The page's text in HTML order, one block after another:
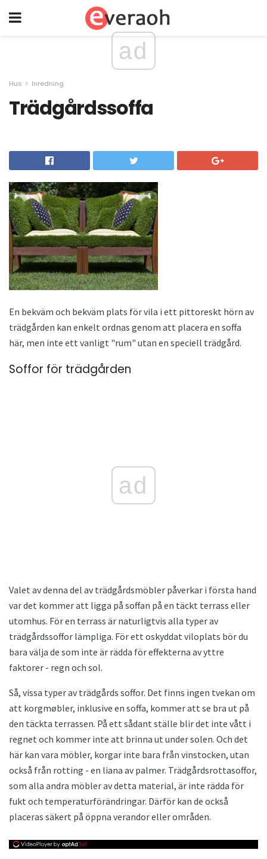
ad
Hus Inredning
Trädgårdssoffa
En bekväm och bekväm plats för vila i ett pittoreskt hörn av
trädgården kan enkelt ordnas genom att placera en soffa
här, men inte ett vanligt "rum" utan en speciell trädgård.
Soffor för trädgården
ad
Valet av denna del av trädgårdsmöbler påverkar i första hand
var det kommer att ligga på soffan på en täckt terrass eller
utomhus. För en terrass är naturligtvis alla typer av
trädgårdssoffor lämpliga. För ett oskyddat viloplats bör du
bara välja de som inte är rädda för effekterna av yttre
faktorer - regn och sol.
Så, vissa typer av trädgårds soffor. Det finns ingen tvekan om
att korgmøbler, inklusive en soffa, kommer att se bra ut på
den täckta terrassen. På ett sådant ställe blir det inte vått i
regnet och kommer inte att brinna ut under solen. Och det
här kan vara möbler, korgar inte bara från vinstocken, utan
också från rotting - en liana av palmer. Trädgårdsrottasoffor,
som alla andra möbler av detta material, är inte rädda för
fukt och temperaturförändringar. Därför kan de också
placeras säkert på öppna verandor eller områden.